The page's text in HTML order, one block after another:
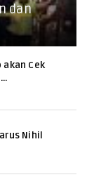
dan
akan Cek
Nihil